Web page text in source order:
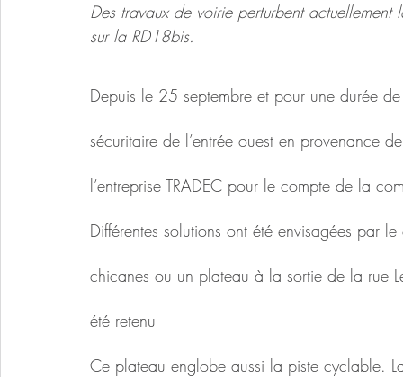
Des travaux de voirie perturbent
sur la RD18bis.
Depuis le 25 septembre et pour une durée
sécuritaire de l’entrée ouest en provenance
l’entreprise TRADEC pour le compte de la
Différentes solutions ont été envisagées par
chicanes ou un plateau à la sortie de la rue
été retenu
Ce plateau englobe aussi la piste cyclable.